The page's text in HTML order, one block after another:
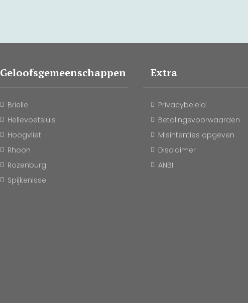
Geloofsgemeenschappen
Brielle
Hellevoetsluis
Hoogvliet
Rhoon
Rozenburg
Spijkenisse
Extra
Privacybeleid
Betalingsvoorwaarden
Misintenties opgeven
Disclaimer
ANBI